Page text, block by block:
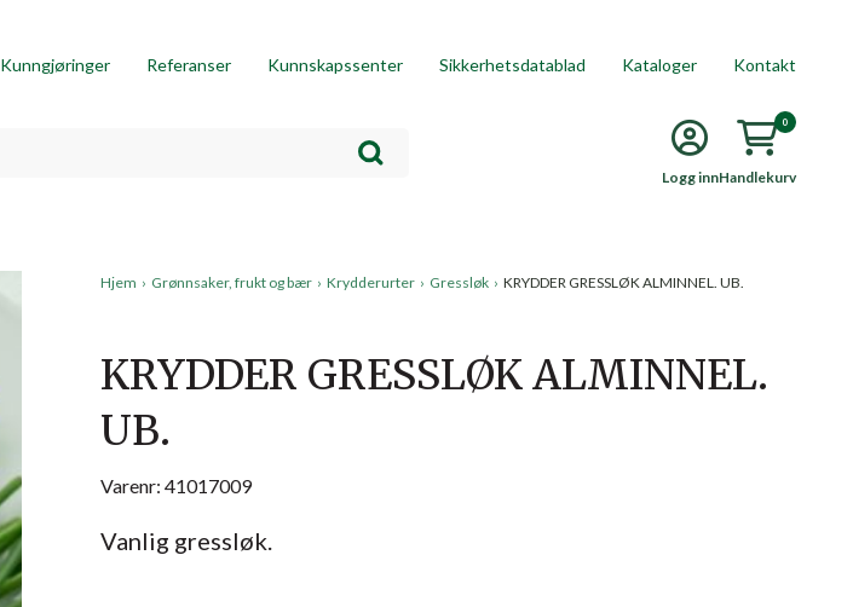
Kunngjøringer Referanser Kunnskapssenter Sikkerhetsdatablad Kataloger Kontakt
Logg innHandlekurv
0
Hjem › Grønnsaker, frukt og bær › Krydderurter › Gressløk › KRYDDER GRESSLØK ALMINNEL. UB.
KRYDDER GRESSLØK ALMINNEL.
UB.
Varenr: 41017009
Vanlig gressløk.